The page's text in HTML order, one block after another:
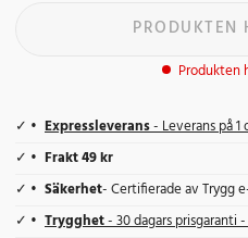
PRODUKTEN
Produkten
Expressleverans- Leverans på 1
Frakt 49 kr
Säkerhet- Certifierade av Trygg
Trygghet- 30 dagars prisgaranti